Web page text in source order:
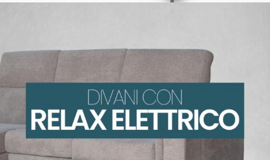
uso e manutenzione divani
istruzioni di montaggio
Project & Gallery